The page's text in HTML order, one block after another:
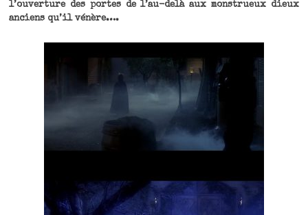
l’ouverture des portes de l’au-delà aux monstrueux dieux
anciens qu’il vénère….